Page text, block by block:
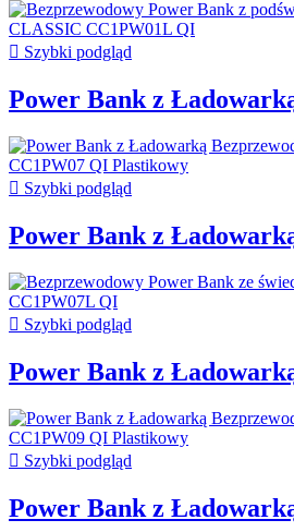
 Szybki podgląd
Power Bank z
 Szybki podgląd
Power Bank z
 Szybki podgląd
Power Bank z
 Szybki podgląd
Power Bank z